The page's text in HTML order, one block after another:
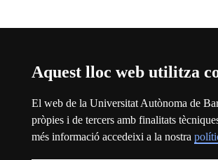
Aquest lloc web utilitza
El web de la Universitat Autònoma de
pròpies i de tercers amb finalitats
més informació accedeixi a la nostra